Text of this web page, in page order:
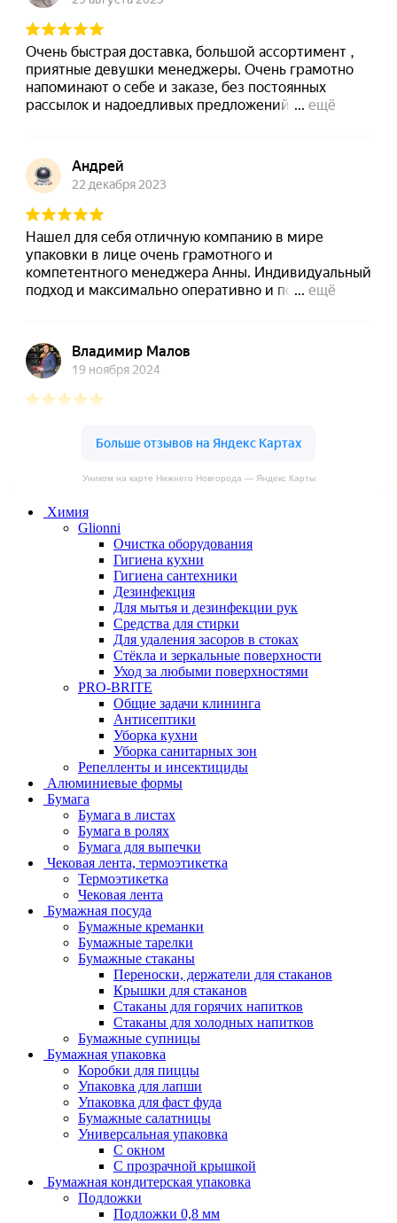
Уником на карте Нижнего Новгорода — Яндекс Карты
Химия
Glionni
Очистка оборудования
Гигиена кухни
Гигиена сантехники
Дезинфекция
Для мытья и дезинфекции рук
Средства для стирки
Для удаления засоров в стоках
Стёкла и зеркальные поверхности
Уход за любыми поверхностями
PRO-BRITE
Общие задачи клининга
Антисептики
Уборка кухни
Уборка санитарных зон
Репелленты и инсектициды
Алюминиевые формы
Бумага
Бумага в листах
Бумага в ролях
Бумага для выпечки
Чековая лента, термоэтикетка
Термоэтикетка
Чековая лента
Бумажная посуда
Бумажные креманки
Бумажные тарелки
Бумажные стаканы
Переноски, держатели для стаканов
Крышки для стаканов
Стаканы для горячих напитков
Стаканы для холодных напитков
Бумажные супницы
Бумажная упаковка
Коробки для пиццы
Упаковка для лапши
Упаковка для фаст фуда
Бумажные салатницы
Универсальная упаковка
С окном
С прозрачной крышкой
Бумажная кондитерская упаковка
Подложки
Подложки 0,8 мм